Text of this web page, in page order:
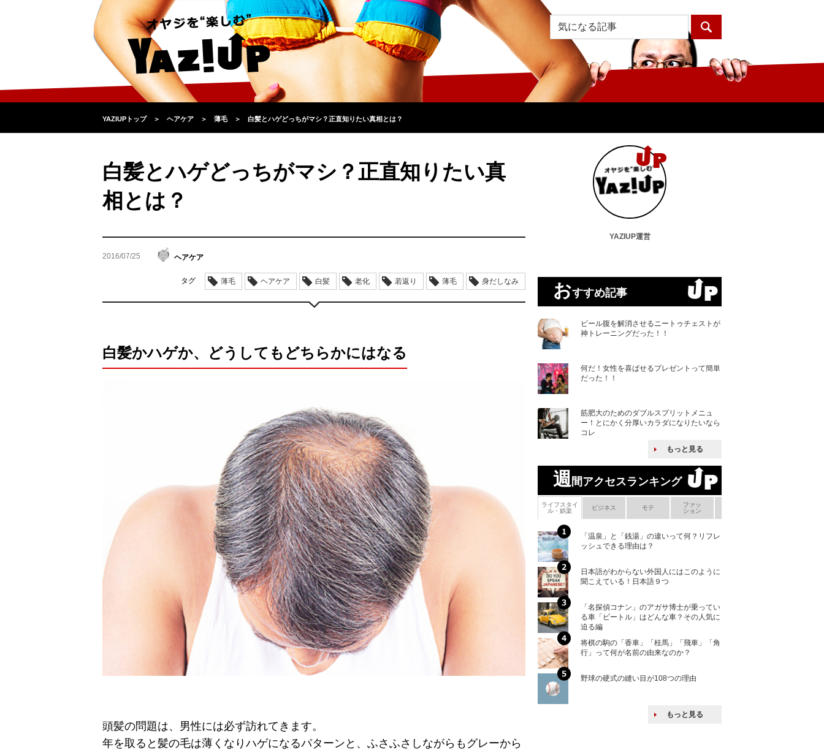
YAZIUPトップ ＞ ヘアケア ＞ 薄毛 ＞ 白髪とハゲどっちがマシ？正直知りたい真相とは？
白髪とハゲどっちがマシ？正直知りたい真
相とは？
2016/07/25 ヘアケア
タグ 薄毛 ヘアケア 白髪 老化 若返り 薄毛 身だしなみ
白髪かハゲか、どうしてもどちらかにはなる
頭髪の問題は、男性には必ず訪れてきます。
年を取ると髪の毛は薄くなりハゲになるパターンと、ふさふさしながらもグレーから
YAZIUP運営
おすすめ記事
ビール腹を解消させるニートゥチェストが
神トレーニングだった！！
何だ！女性を喜ばせるプレゼントって簡単
だった！！
筋肥大のためのダブルスプリットメニュ
ー！とにかく分厚いカラダになりたいなら
コレ
もっと見る
週間アクセスランキング
ライフスタイ
ル・娯楽
ビジネス モテ
ファッ
ション
「温泉」と「銭湯」の違いって何？リフレ
ッシュできる理由は？
日本語がわからない外国人にはこのように
聞こえている！日本語９つ
「名探偵コナン」のアガサ博士が乗ってい
る車「ビートル」はどんな車？その人気に
迫る編
将棋の駒の「香車」「桂馬」「飛車」「角
行」って何が名前の由来なのか？
野球の硬式の縫い目が108つの理由
もっと見る